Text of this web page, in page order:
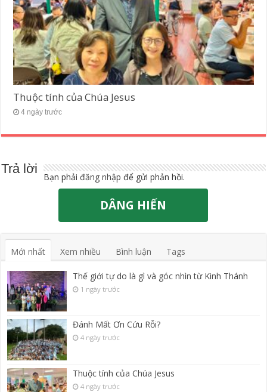
Thuộc tính của Chúa Jesus
4 ngày trước
Trả lời
Bạn phảiđăng nhập để gửi phản hồi.
DÂNG HIẾN
Mới nhất Xem nhiều Bình luận Tags
Thế giới tự do là gì và góc nhìn từ Kinh Thánh
1 ngày trước
Đánh Mất Ơn Cứu Rỗi?
4 ngày trước
Thuộc tính của Chúa Jesus
4 ngày trước